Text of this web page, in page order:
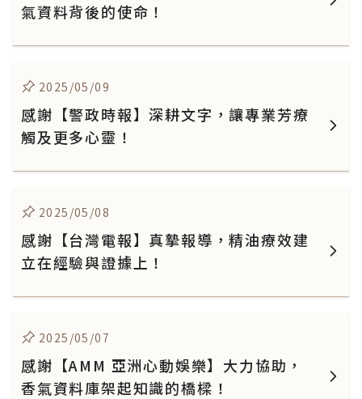
氣資料背後的使命！
2025/05/09
感謝【警政時報】深耕文字，讓專業芳療
觸及更多心靈！
2025/05/08
感謝【台灣電報】真摯報導，精油療效建
立在經驗與證據上！
2025/05/07
感謝【AMM 亞洲心動娛樂】大力協助，
香氣資料庫架起知識的橋樑！